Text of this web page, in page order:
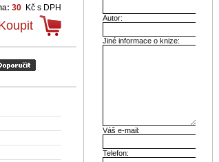
30 Kč s DPH
Autor:
Jiné informace o knize:
Váš e-mail:
Telefon: